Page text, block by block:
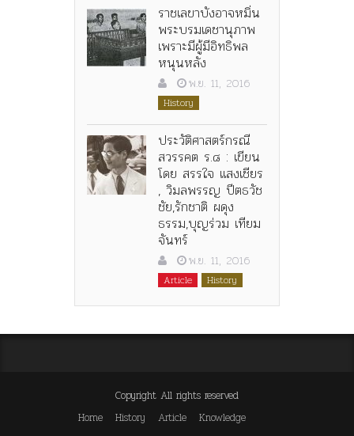
ราชเลขาบังอาจหมิ่น
พระบรมเดชานุภาพ
เพราะมีผู้มีอิทธิพล
หนุนหลัง
พ.ย. 11, 2016
History
ประวัติศาสตร์กรณี
สวรรคต ร.๘ : เขียน
โดย สรรใจ แสงเชียร
, วิมลพรรญ ปีตธวัช
ชัย,รักชาติ ผดุง
ธรรม,บุญร่วม เทียม
จันทร์
พ.ย. 11, 2016
Article History
Copyright All rights reserved
Home
History Article
Knowledge